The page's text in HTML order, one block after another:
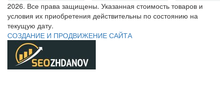
2026. Все права защищены. Указанная стоимость товаров и
условия их приобретения действительны по состоянию на
текущую дату.
СОЗДАНИЕ И ПРОДВИЖЕНИЕ САЙТА